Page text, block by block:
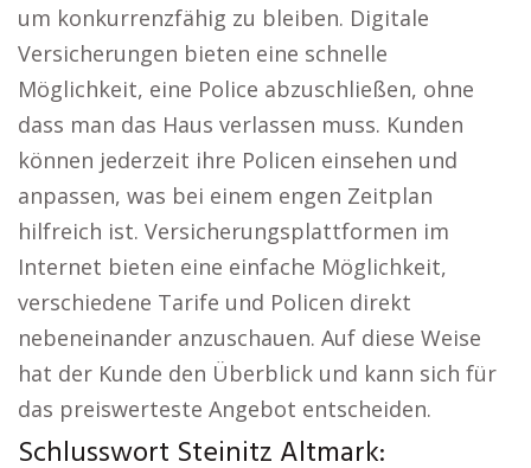
um konkurrenzfähig zu bleiben. Digitale
Versicherungen bieten eine schnelle
Möglichkeit, eine Police abzuschließen, ohne
dass man das Haus verlassen muss. Kunden
können jederzeit ihre Policen einsehen und
anpassen, was bei einem engen Zeitplan
hilfreich ist. Versicherungsplattformen im
Internet bieten eine einfache Möglichkeit,
verschiedene Tarife und Policen direkt
nebeneinander anzuschauen. Auf diese Weise
hat der Kunde den Überblick und kann sich für
das preiswerteste Angebot entscheiden.
Schlusswort Steinitz Altmark: